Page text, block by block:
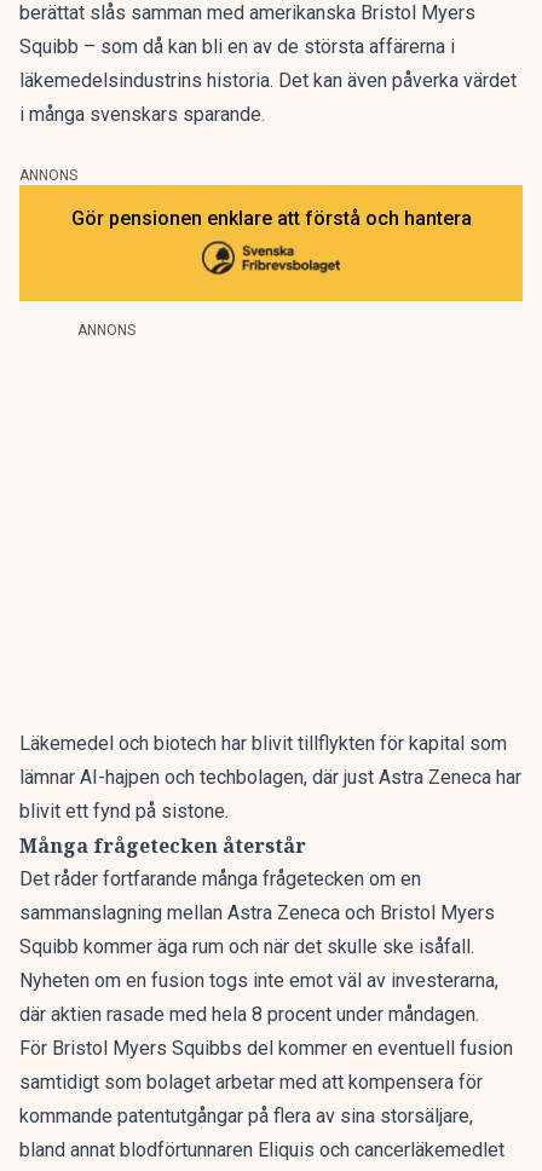
berättat slås samman med amerikanska Bristol Myers
Squibb – som då kan bli en av de största affärerna i
läkemedelsindustrins historia. Det kan även påverka värdet
i många svenskars sparande.
ANNONS
Gör pensionen enklare att förstå och hantera
ANNONS
Läkemedel och biotech har blivit tillflykten för kapital som
lämnar AI-hajpen och techbolagen, där just Astra Zeneca har
blivit ett fynd på sistone.
Många frågetecken återstår
Det råder fortfarande många frågetecken om en
sammanslagning mellan Astra Zeneca och Bristol Myers
Squibb kommer äga rum och när det skulle ske isåfall.
Nyheten om en fusion togs inte emot väl av investerarna,
där aktien rasade med hela 8 procent under måndagen.
För Bristol Myers Squibbs del kommer en eventuell fusion
samtidigt som bolaget arbetar med att kompensera för
kommande patentutgångar på flera av sina storsäljare,
bland annat blodförtunnaren Eliquis och cancerläkemedlet